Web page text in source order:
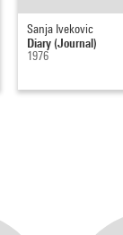
Sanja Ivekovic
Diary (Journal)
1976